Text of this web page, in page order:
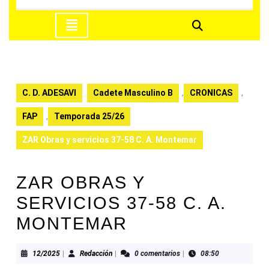
apertura
C. D. ADESAVI Cadete Masculino B , CRONICAS ,
FAP , Temporada 25/26
ZAR Obras y servicios 37-58 C. A. Montemar
ZAR OBRAS Y
SERVICIOS 37-58 C. A.
MONTEMAR
12/202512/2025RedacciónRedacción0 comentarios 08:50